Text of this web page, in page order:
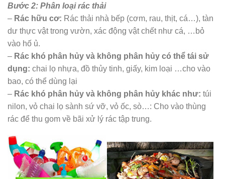
Bước 2: Phân loại rác thải
– Rác hữu cơ: Rác thải nhà bếp (cơm, rau, thịt, cá…), tàn
dư thực vật trong vườn, xác động vật chết như cá, …bỏ
vào hố ủ.
– Rác khó phân hủy và không phân hủy có thể tái sử
dụng: chai lọ nhựa, đồ thủy tinh, giấy, kim loại …cho vào
bao, có thể dùng lại
– Rác khó phân hủy và không phân hủy khác như: túi
nilon, vỏ chai lọ sành sứ vỡ, vỏ ốc, sò…: Cho vào thùng
rác để thu gom về bãi xử lý rác tập trung.